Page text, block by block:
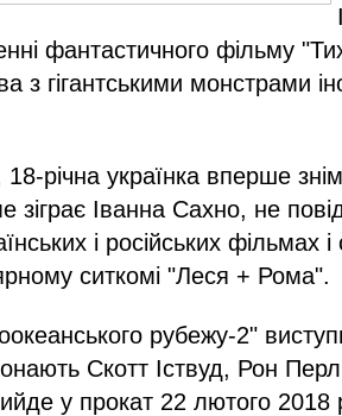
фантастичного фільму
з гігантськими монстрами
річна українка вперше
зіграє Іванна Сахно, не
і російських фільмах
ситкомі "Леся + Рома".
рубежу-2"
Скотт Іствуд, Рон
у прокат 22 лютого 2018